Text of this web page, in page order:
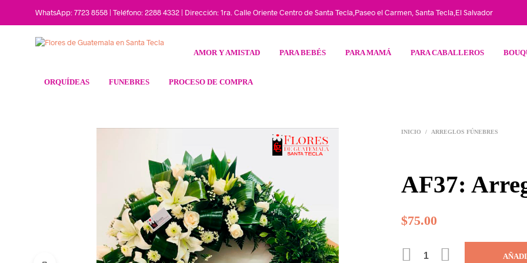
WhatsApp: 7723 8558 | Teléfono: 2288 4332 | Dirección: 1ra. Calle Oriente Centro de Santa Tecla,Paseo el Carmen, Santa Tecla,El Salvador
AMOR Y AMISTAD PARA BEBÉS PARA MAMÁ PARA CABALLEROS
ORQUÍDEAS FUNEBRES PROCESO DE COMPRA
INICIO / ARREGLOS FÚNEBRES
AF37:
$75.00